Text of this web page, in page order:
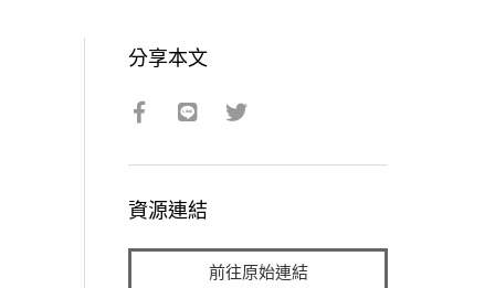
分享本文
資源連結
前往原始連結